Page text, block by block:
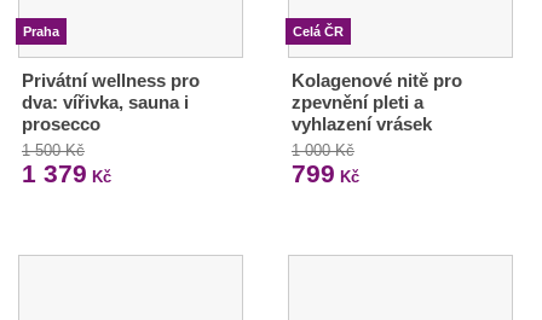
Praha
Privátní wellness pro
dva: vířivka, sauna i
prosecco
1 500 Kč
1 379 Kč
Celá ČR
Kolagenové nitě pro
zpevnění pleti a
vyhlazení vrásek
1 000 Kč
799 Kč